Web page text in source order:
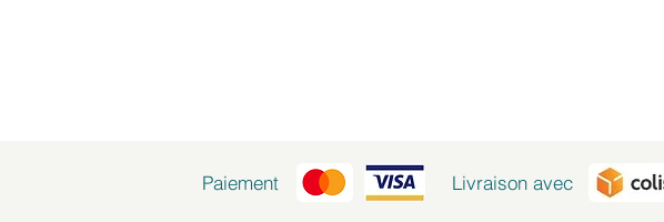
Paiement Livraison avec